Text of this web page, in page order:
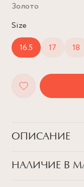
Золото
Size
16.5
17 18
ОПИСАНИЕ
круассанов от
НАЛИЧИЕ В